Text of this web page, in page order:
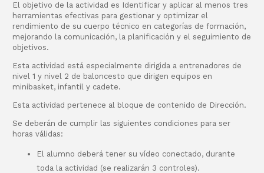
El objetivo de la actividad es Identificar y aplicar al menos tres
herramientas efectivas para gestionar y optimizar el
rendimiento de su cuerpo técnico en categorías de formación,
mejorando la comunicación, la planificación y el seguimiento de
objetivos.
Esta actividad está especialmente dirigida a entrenadores de
nivel 1 y nivel 2 de baloncesto que dirigen equipos en
minibasket, infantil y cadete.
Esta actividad pertenece al bloque de contenido de Dirección.
Se deberán de cumplir las siguientes condiciones para ser
horas válidas:
El alumno deberá tener su vídeo conectado, durante
toda la actividad (se realizarán 3 controles).